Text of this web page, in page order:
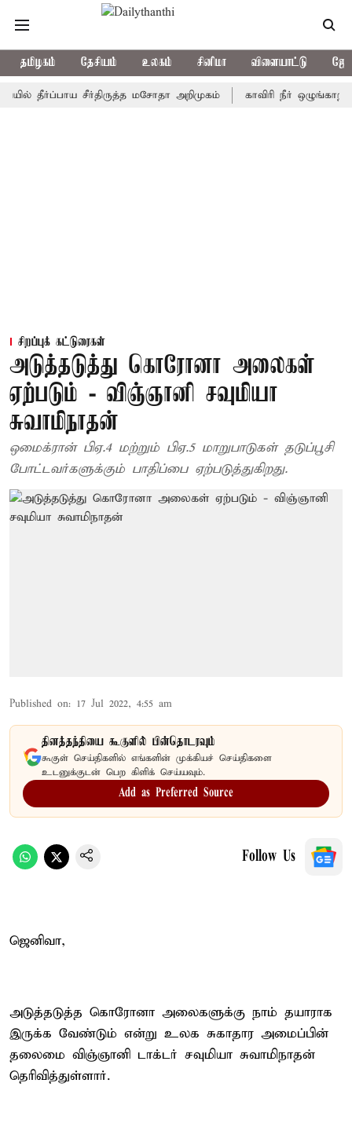
தமிழகம் தேசியம் உலகம் சினிமா விளையாட்டு
சீர்திருத்த மசோதா அறிமுகம் காவிரி நீர் ஒழுங்காற்று குழு
சிறப்புக் கட்டுரைகள்
அடுத்தடுத்து கொரோனா அலைகள்
ஏற்படும் - விஞ்ஞானி சவுமியா
சுவாமிநாதன்
ஒமைக்ரான் பிஏ.4 மற்றும் பிஏ.5 மாறுபாடுகள் தடுப்பூசி
போட்டவர்களுக்கும் பாதிப்பை ஏற்படுத்துகிறது.
Published on: 17 Jul 2022, 4:55 am
தினத்தந்தியை கூகுளில் பின்தொடரவும்
கூகுள் செய்திகளில் எங்களின் முக்கியச் செய்திகளை
உடனுக்குடன் பெற கிளிக் செய்யவும்.
Add as Preferred Source
Follow Us
ஜெனிவா,
அடுத்தடுத்த கொரோனா அலைகளுக்கு நாம் தயாராக
இருக்க வேண்டும் என்று உலக சுகாதார அமைப்பின்
தலைமை விஞ்ஞானி டாக்டர் சவுமியா சுவாமிநாதன்
தெரிவித்துள்ளார்.